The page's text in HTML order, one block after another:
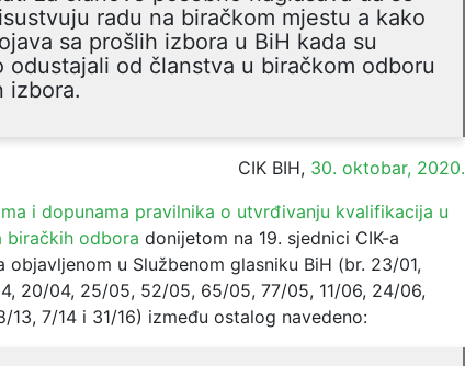
radu na biračkom mjestu a kako
sa prošlih izbora u BiH kada su
odustajali od članstva u biračkom odboru
izbora.
CIK BIH, 30. oktobar, 2020.
i dopunama pravilnika o utvrđivanju kvalifikacija u
biračkih odbora donijetom na 19. sjednici CIK-a
u Službenom glasniku BiH (br. 23/01,
20/04, 25/05, 52/05, 65/05, 77/05, 11/06, 24/06,
7/14 i 31/16) između ostalog navedeno: